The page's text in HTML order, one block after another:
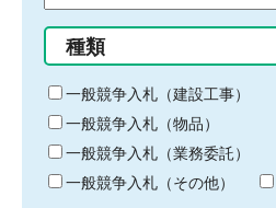
る
キ
ー
ワ
ー
ド
種類
一般競争入札（建設工事）
一般競争入札（物品）
一般競争入札（業務委託）
一般競争入札（その他）